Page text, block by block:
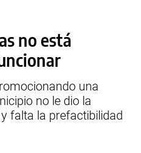
no está
una
no le dio la
falta la prefactibilidad